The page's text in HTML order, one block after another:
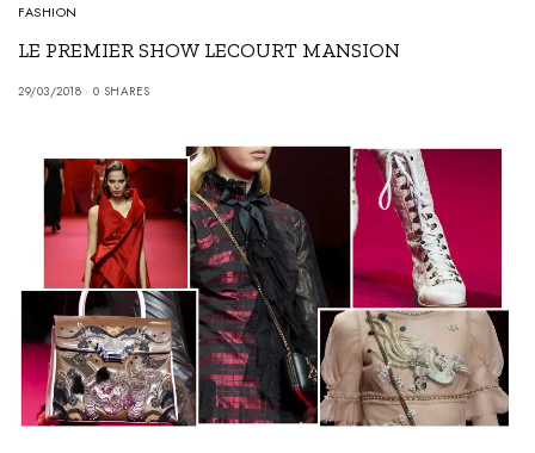
FASHION
LE PREMIER SHOW LECOURT MANSION
29/03/2018 0 SHARES